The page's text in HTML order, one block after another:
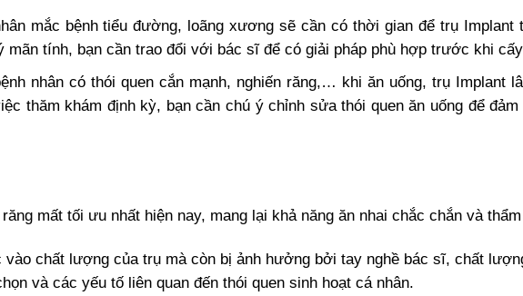
mắc bệnh tiểu đường, loãng xương sẽ cần có thời gian để trụ
tính, bạn cần trao đổi với bác sĩ để có giải pháp phù hợp trước khi
nhân có thói quen cắn mạnh, nghiến răng,… khi ăn uống, trụ Implant
thăm khám định kỳ, bạn cần chú ý chỉnh sửa thói quen ăn uống để
mất tối ưu nhất hiện nay, mang lại khả năng ăn nhai chắc chắn và
chất lượng của trụ mà còn bị ảnh hưởng bởi tay nghề bác sĩ, chất
và các yếu tố liên quan đến thói quen sinh hoạt cá nhân.